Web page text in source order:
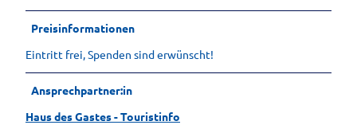
Preisinformationen
Eintritt frei, Spenden sind erwünscht!
Ansprechpartner:in
Haus des Gastes - Touristinfo